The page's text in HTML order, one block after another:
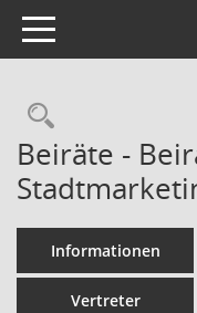
Toggle navigation
Beiräte -
Informationen
Vertreter